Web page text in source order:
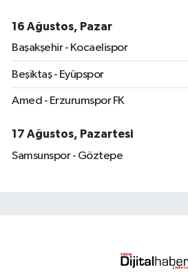
16 Ağustos, Pazar
Başakşehir - Kocaelispor
Beşiktaş - Eyüpspor
Amed - Erzurumspor FK
17 Ağustos, Pazartesi
Samsunspor - Göztepe